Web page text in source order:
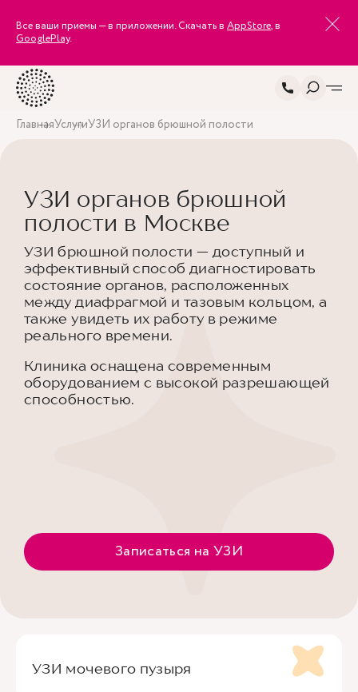
Все ваши приемы — в приложении. Скачать в AppStore, в
GooglePlay.
ГлавнаяУслугиУЗИ органов брюшной полости
УЗИ органов брюшной
полости в Москве
УЗИ брюшной полости — доступный и
эффективный способ диагностировать
состояние органов, расположенных
между диафрагмой и тазовым кольцом, а
также увидеть их работу в режиме
реального времени.
Клиника оснащена современным
оборудованием с высокой разрешающей
способностью.
Записаться на УЗИ
УЗИ мочевого пузыря